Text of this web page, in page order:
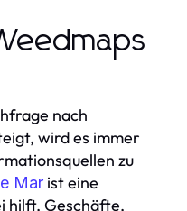
nach
wird es immer
zu
Mar ist eine
hilft, Geschäfte,